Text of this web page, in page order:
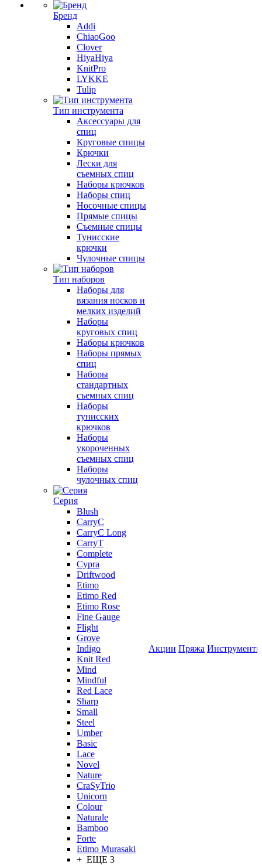
Бренд
Addi
ChiaoGoo
Clover
HiyaHiya
KnitPro
LYKKE
Tulip
Тип инструмента
Аксессуары для
спиц
Круговые спицы
Крючки
Лески для
съемных спиц
Наборы крючков
Наборы спиц
Носочные спицы
Прямые спицы
Съемные спицы
Тунисские
крючки
Чулочные спицы
Тип наборов
Наборы для
вязания носков и
мелких изделий
Наборы
круговых спиц
Наборы крючков
Наборы прямых
спиц
Наборы
стандартных
съемных спиц
Наборы
тунисских
крючков
Наборы
укороченных
съемных спиц
Наборы
чулочных спиц
Серия
Blush
CarryC
CarryC Long
CarryT
Complete
Cypra
Driftwood
Etimo
Etimo Red
Etimo Rose
Fine Gauge
Flight
Grove
Indigo
Knit Red
Mind
Mindful
Red Lace
Sharp
Small
Steel
Umber
Basic
Lace
Novel
Nature
CraSyTrio
Unicorn
Colour
Naturale
Bamboo
Forte
Etimo Murasaki
+ ЕЩЕ 3
Акции Пряжа Инструменты